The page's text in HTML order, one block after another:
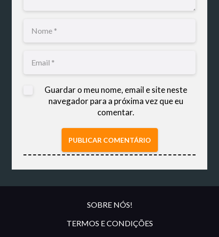
Guardar o meu nome, email e site neste
navegador para a próxima vez que eu
comentar.
PUBLICAR COMENTÁRIO
SOBRE NÓS!
TERMOS E CONDIÇÕES